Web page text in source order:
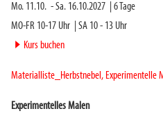
Mo. 11.10. -Sa. 16.10.2027 6 Tage
MO-FR 10-17 Uhr
SA 10 - 13 Uhr
► Kurs buchen
Materialliste_Herbstnebel, Experimentelle
Experimentelles Malen